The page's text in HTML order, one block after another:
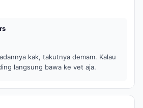
kak, takutnya demam. Kalau
langsung bawa ke vet aja.